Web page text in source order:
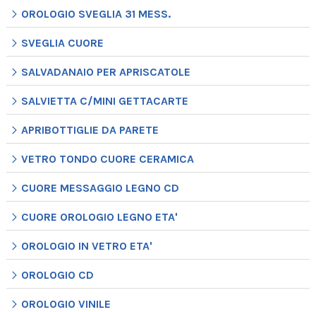
OROLOGIO SVEGLIA 31 MESS.
SVEGLIA CUORE
SALVADANAIO PER APRISCATOLE
SALVIETTA C/MINI GETTACARTE
APRIBOTTIGLIE DA PARETE
VETRO TONDO CUORE CERAMICA
CUORE MESSAGGIO LEGNO CD
CUORE OROLOGIO LEGNO ETA'
OROLOGIO IN VETRO ETA'
OROLOGIO CD
OROLOGIO VINILE